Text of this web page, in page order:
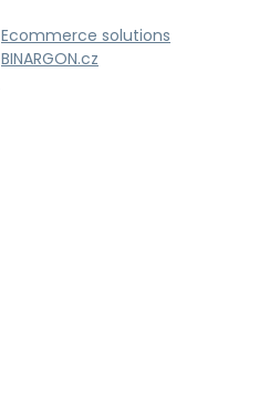
Ecommerce solutions
BINARGON.cz